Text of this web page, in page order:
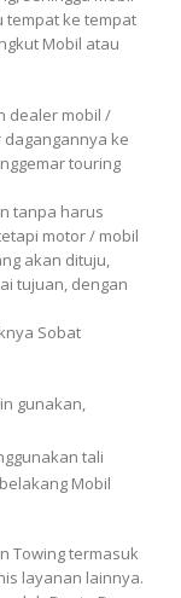
tempat ke tempat
Mobil atau
dealer mobil /
ke
touring
tanpa harus
motor / mobil
akan dituju,
tujuan, dengan
Sobat
gunakan,
tali
Mobil
Towing termasuk
layanan lainnya.